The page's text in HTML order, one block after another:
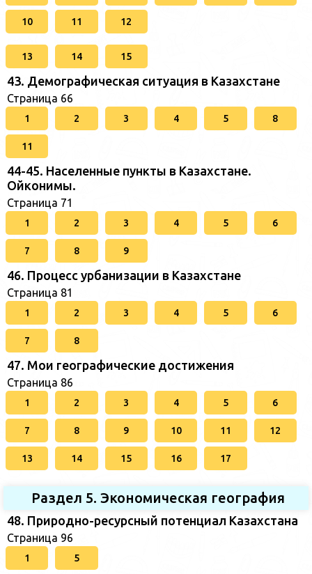
10 11 12
13 14 15
43. Демографическая ситуация в Казахстане
Страница 66
1 2 3 4 5 8
11
44-45. Населенные пункты в Казахстане.
Ойконимы.
Страница 71
1 2 3 4 5 6
7 8 9
46. Процесс урбанизации в Казахстане
Страница 81
1 2 3 4 5 6
7 8
47. Мои географические достижения
Страница 86
1 2 3 4 5 6
7 8 9 10 11 12
13 14 15 16 17
Раздел 5. Экономическая география
48. Природно-ресурсный потенциал Казахстана
Страница 96
1 5